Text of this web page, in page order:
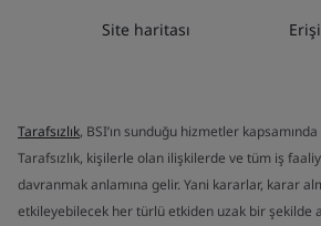
Site haritası
Tarafsızlık, BSI’ın sunduğu hizmetler
Tarafsızlık, kişilerle olan ilişkilerde ve tüm iş
davranmak anlamına gelir. Yani kararlar, karar
etkileyebilecek her türlü etkiden uzak bir şekilde